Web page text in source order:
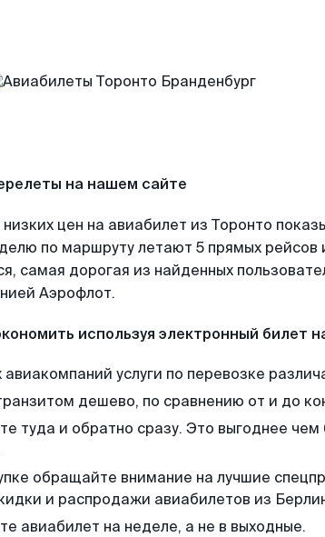
на нашем сайте
цен на авиабилет из Торонто
по маршруту летают 5 прямых рейсов
самая дорогая из найденных
Аэрофлот.
используя электронный билет
авиакомпаний услуги по перевозке
дешево, по сравнению от и до
туда и обратно сразу. Это выгоднее
обращайте внимание на лучшие
и распродажи авиабилетов из
авиабилет на неделе, а не в выходные.